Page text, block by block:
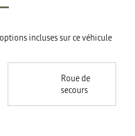
incluses sur ce véhicule
Roue de
secours